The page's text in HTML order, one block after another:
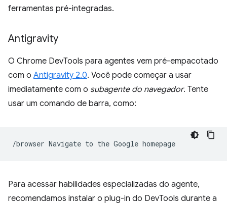
ferramentas pré-integradas.
Antigravity
O Chrome DevTools para agentes vem pré-empacotado
com o Antigravity 2.0. Você pode começar a usar
imediatamente com o subagente do navegador. Tente
usar um comando de barra, como:
/browser Navigate to the Google
Para acessar habilidades especializadas do agente,
recomendamos instalar o plug-in do DevTools durante a